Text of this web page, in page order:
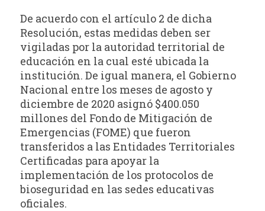
De acuerdo con el artículo 2 de dicha
Resolución, estas medidas deben ser
vigiladas por la autoridad territorial de
educación en la cual esté ubicada la
institución. De igual manera, el Gobierno
Nacional entre los meses de agosto y
diciembre de 2020 asignó $400.050
millones del Fondo de Mitigación de
Emergencias (FOME) que fueron
transferidos a las Entidades Territoriales
Certificadas para apoyar la
implementación de los protocolos de
bioseguridad en las sedes educativas
oficiales.